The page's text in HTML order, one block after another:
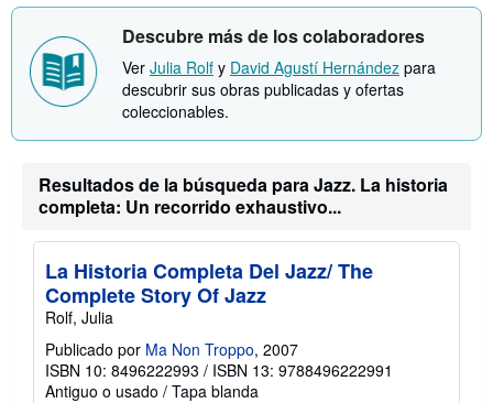
a
c
i
ó
n
s
r
l
a
s
a
i
e
Descubre más de los colaboradores
Ver Julia Rolf y David Agustí Hernández para
descubrir sus obras publicadas y ofertas
coleccionables.
Resultados de la búsqueda para Jazz. La historia
completa: Un recorrido exhaustivo...
La Historia Completa Del Jazz/ The
Complete Story Of Jazz
Rolf, Julia
Publicado por Ma Non Troppo, 2007
ISBN 10: 8496222993 / ISBN 13: 9788496222991
Antiguo o usado / Tapa blanda